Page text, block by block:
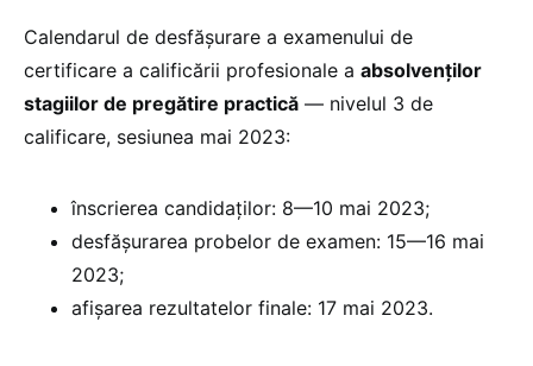
Calendarul de desfășurare a examenului de
certificare a calificării profesionale a absolvenților
stagiilor de pregătire practică — nivelul 3 de
calificare, sesiunea mai 2023:
înscrierea candidaților: 8—10 mai 2023;
desfășurarea probelor de examen: 15—16 mai
2023;
afișarea rezultatelor finale: 17 mai 2023.